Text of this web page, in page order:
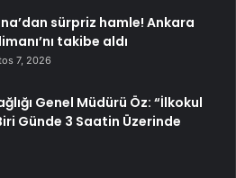
sürpriz hamle! Ankara
takibe aldı
7, 2026
Genel Müdürü Öz: “İlkokul
Günde 3 Saatin Üzerinde